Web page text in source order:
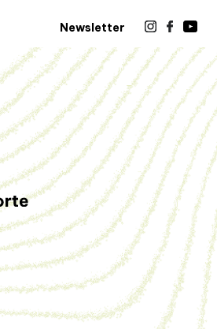
Newsletter